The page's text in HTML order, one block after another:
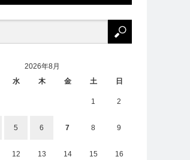
2026年8月
水 木 金 土 日
1 2
5 6 7 8 9
12 13 14 15 16